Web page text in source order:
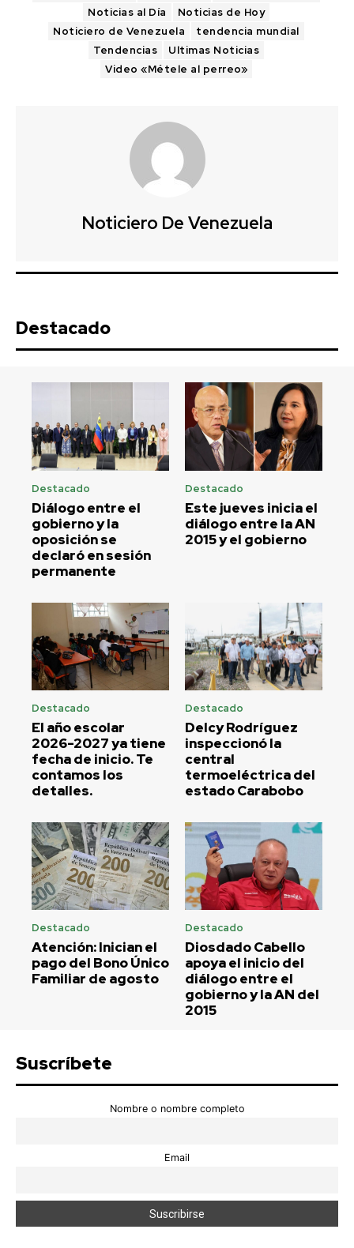
Noticias al Día
Noticias de Hoy
Noticiero de Venezuela
tendencia mundial
Tendencias
Ultimas Noticias
Video «Métele al perreo»
Noticiero De Venezuela
Destacado
Destacado
Diálogo entre el
gobierno y la
oposición se
declaró en sesión
permanente
Destacado
Este jueves inicia el
diálogo entre la AN
2015 y el gobierno
Destacado
El año escolar
2026-2027 ya tiene
fecha de inicio. Te
contamos los
detalles.
Destacado
Delcy Rodríguez
inspeccionó la
central
termoeléctrica del
estado Carabobo
Destacado
Atención: Inician el
pago del Bono Único
Familiar de agosto
Destacado
Diosdado Cabello
apoya el inicio del
diálogo entre el
gobierno y la AN del
2015
Suscríbete
Nombre o nombre completo
Email